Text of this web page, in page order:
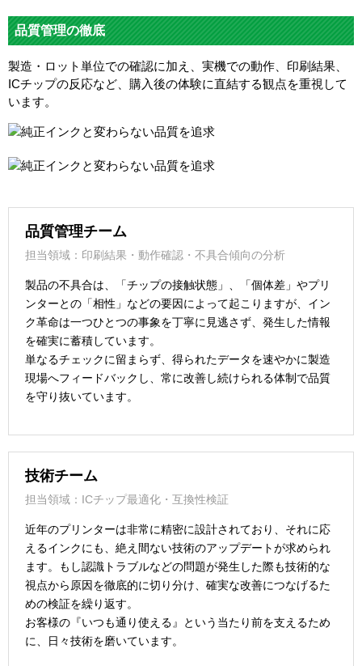
品質管理の徹底
製造・ロット単位での確認に加え、実機での動作、印刷結果、
ICチップの反応など、購入後の体験に直結する観点を重視して
います。
品質管理チーム
担当領域：印刷結果・動作確認・不具合傾向の分析
製品の不具合は、「チップの接触状態」、「個体差」やプリ
ンターとの「相性」などの要因によって起こりますが、イン
ク革命は一つひとつの事象を丁寧に見逃さず、発生した情報
を確実に蓄積しています。
単なるチェックに留まらず、得られたデータを速やかに製造
現場へフィードバックし、常に改善し続けられる体制で品質
を守り抜いています。
技術チーム
担当領域：ICチップ最適化・互換性検証
近年のプリンターは非常に精密に設計されており、それに応
えるインクにも、絶え間ない技術のアップデートが求められ
ます。もし認識トラブルなどの問題が発生した際も技術的な
視点から原因を徹底的に切り分け、確実な改善につなげるた
めの検証を繰り返す。
お客様の『いつも通り使える』という当たり前を支えるため
に、日々技術を磨いています。